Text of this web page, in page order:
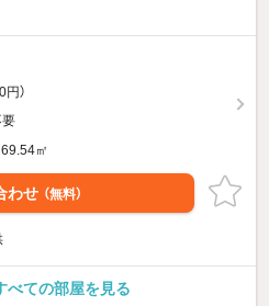
）
㎡
わせ （無料）
べての部屋を見る